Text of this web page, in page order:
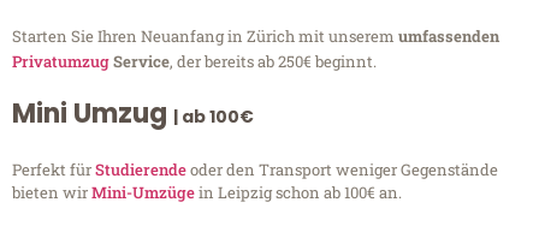
Starten Sie Ihren Neuanfang in Zürich mit unserem umfassenden
PrivatumzugService, der bereits ab 250€ beginnt.
Mini Umzug | ab 100€
Perfekt fürStudierendeoder den Transport weniger Gegenstände
bieten wirMini-Umzügein Leipzig schon ab 100€ an.